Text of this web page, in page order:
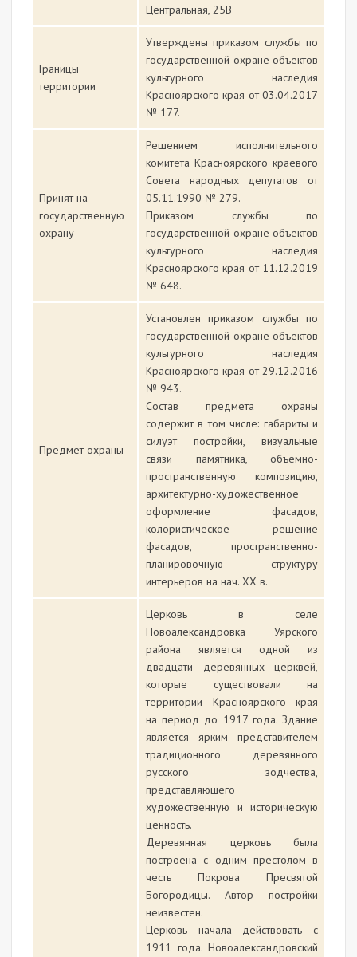
Центральная, 25В
Границы
территории
Утверждены приказом службы по
государственной охране объектов
культурного наследия
Красноярского края от 03.04.2017
№ 177.
Принят на
государственную
охрану
Решением исполнительного
комитета Красноярского краевого
Совета народных депутатов от
05.11.1990 № 279.
Приказом службы по
государственной охране объектов
культурного наследия
Красноярского края от 11.12.2019
№ 648.
Предмет охраны
Установлен приказом службы по
государственной охране объектов
культурного наследия
Красноярского края от 29.12.2016
№ 943.
Состав предмета охраны
содержит в том числе: габариты и
силуэт постройки, визуальные
связи памятника, объёмно-
пространственную композицию,
архитектурно-художественное
оформление фасадов,
колористическое решение
фасадов, пространственно-
планировочную структуру
интерьеров на нач. XX в.
Церковь в селе
Новоалександровка Уярского
района является одной из
двадцати деревянных церквей,
которые существовали на
территории Красноярского края
на период до 1917 года. Здание
является ярким представителем
традиционного деревянного
русского зодчества,
представляющего
художественную и историческую
ценность.
Деревянная церковь была
построена с одним престолом в
честь Покрова Пресвятой
Богородицы. Автор постройки
неизвестен.
Церковь начала действовать с
1911 года. Новоалександровский